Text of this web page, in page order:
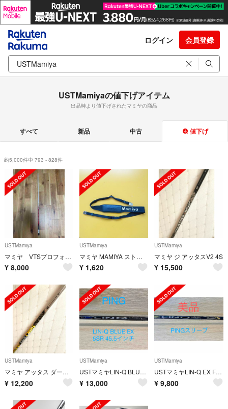
ログイン 会員登録
USTMamiyaの値下げアイテム
出品時より値下げされたマミヤの商品
すべて 新品 中古 値下げ
約5,000件中 793 - 828件
USTMamiya
マミヤ VTSプロフォース シルバー 6S
¥ 8,000
USTMamiya
マミヤ MAMIYA ストラップ 中版用？
¥ 1,620
USTMamiya
マミヤ ジ アッタスV2 4S
¥ 15,500
USTMamiya
マミヤ アッタス ダース 6S
¥ 12,200
USTMamiya
USTマミヤLIN-Q BLUE EX 【5SR】ピンスリーブ付ドライバー用
¥ 13,000
USTMamiya
USTマミヤLIN-Q EX FW 【55S】42インチ
¥ 9,800